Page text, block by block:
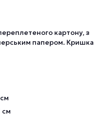
картону, з
папером. Кришка
см